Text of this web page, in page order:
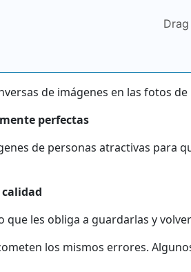
de imágenes en las fotos
perfectas
de personas atractivas para
les obliga a guardarlas y
los mismos errores.